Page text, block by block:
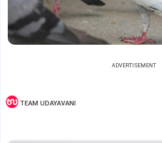
ADVERTISEMENT
TEAM UDAYAVANI